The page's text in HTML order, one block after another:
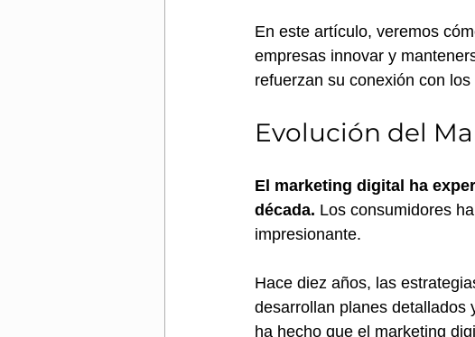
En este artículo, veremos
empresas innovar y
refuerzan su conexión con los
Evolución del
El marketing digital ha
década. Los consumidores
impresionante.
Hace diez años, las
desarrollan planes detallados
ha hecho que el marketing